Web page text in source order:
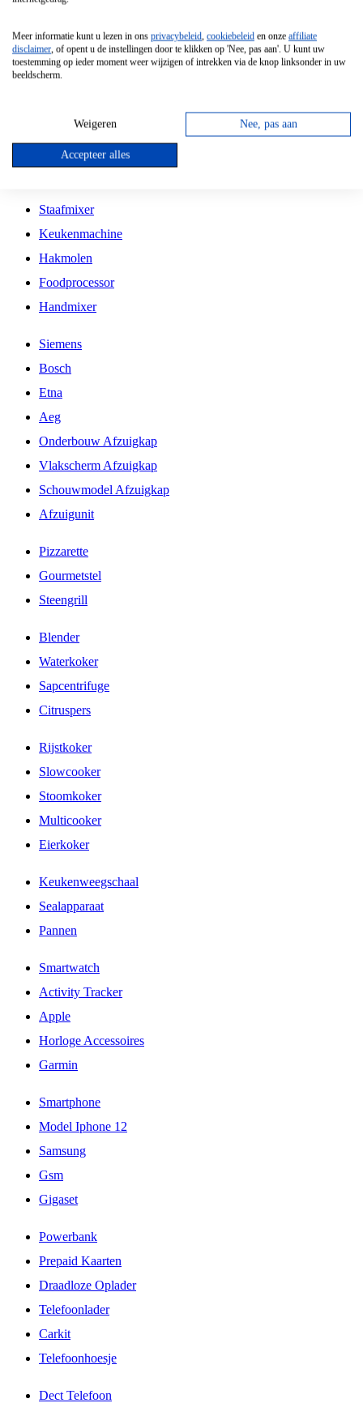
Vrijstaande Magnetron
Vrijstaande Kookplaat
Inbouw Gaskookplaat
Inbouw Keramische Kookplaat
Kookplaat Accessoires
Staafmixer
Keukenmachine
Hakmolen
Foodprocessor
Handmixer
Siemens
Bosch
Etna
Aeg
Onderbouw Afzuigkap
Vlakscherm Afzuigkap
Schouwmodel Afzuigkap
Afzuigunit
Pizzarette
Gourmetstel
Steengrill
Blender
Waterkoker
Sapcentrifuge
Citruspers
Rijstkoker
Slowcooker
Stoomkoker
Multicooker
Eierkoker
Keukenweegschaal
Sealapparaat
Pannen
Smartwatch
Activity Tracker
Apple
Horloge Accessoires
Garmin
Smartphone
Model Iphone 12
Samsung
Gsm
Gigaset
Powerbank
Prepaid Kaarten
Draadloze Oplader
Telefoonlader
Carkit
Telefoonhoesje
Dect Telefoon
Meer informatie kunt u lezen in ons privacybeleid, cookiebeleid en onze affiliate
disclaimer, of opent u de instellingen door te klikken op 'Nee, pas aan'. U kunt uw
toestemming op ieder moment weer wijzigen of intrekken via de knop linksonder in uw
beeldscherm.
Weigeren Nee, pas aan
Accepteer alles